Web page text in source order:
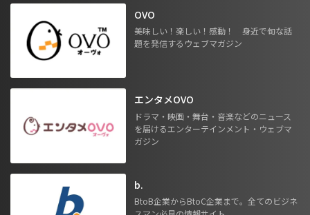
OVO
美味しい！楽しい！感動！ 身近で旬な話
題を発信するウェブマガジン
エンタメOVO
ドラマ・映画・舞台・音楽などのニュース
を届けるエンターテインメント・ウェブマ
ガジン
b.
BtoB企業からBtoC企業まで。全てのビジネ